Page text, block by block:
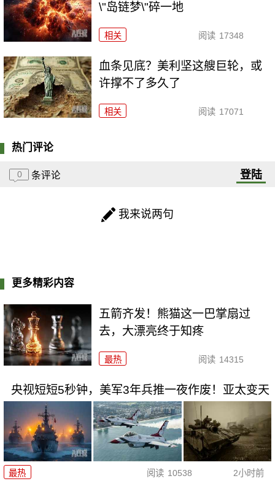
\"岛链梦\"碎一地
相关 阅读 17348
血条见底？美利坚这艘巨轮，或
许撑不了多久了
相关 阅读 17071
热门评论
0 条评论 登陆
我来说两句
更多精彩内容
五箭齐发！熊猫这一巴掌扇过
去，大漂亮终于知疼
最热 阅读 14315
央视短短5秒钟，美军3年兵推一夜作废！亚太变天
最热 阅读 10538 2小时前